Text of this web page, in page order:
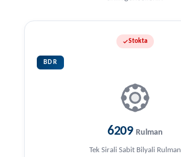
Stokta
BDR
6209 Rulman
Tek Sirali Sabit Bilyali Rulman